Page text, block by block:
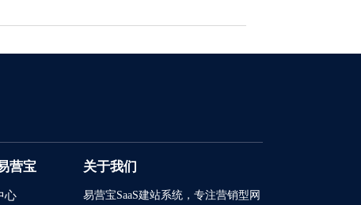
营宝
心
关于我们
易营宝SaaS建站系统，专注营销型网